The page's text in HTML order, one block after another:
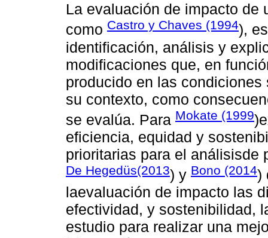
La evaluación de impacto de
como Castro y Chaves (1994),
identificación, análisis y
modificaciones que, en
producido en las
su contexto, como
se evalúa. Para Mokate (1999
eficiencia, equidad y
prioritarias para el análisisde
De Hegedüs(2013) y Bono (2014)
laevaluación de impacto las
efectividad, y sostenibilidad,
estudio para realizar una